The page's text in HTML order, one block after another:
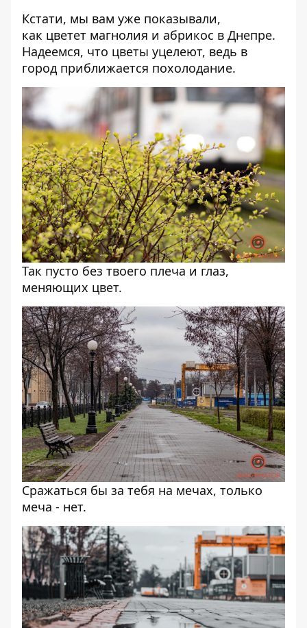
Кстати, мы вам уже показывали,
как цветет магнолия и абрикос в Днепре.
Надеемся, что цветы уцелеют, ведь в
город приближается похолодание.
Так пусто без твоего плеча и глаз,
меняющих цвет.
Сражаться бы за тебя на мечах, только
меча - нет.